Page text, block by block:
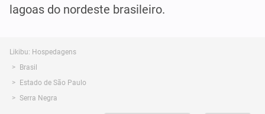
lagoas do nordeste brasileiro.
Likibu: Hospedagens
Brasil
Estado de São Paulo
Serra Negra